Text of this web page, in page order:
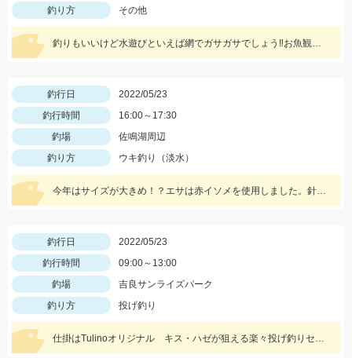
釣り方 その他
釣りもいいけど水遊びといえば網でガサガサでしょう‼お魚観察水槽が大活躍♪
釣行日
2022/05/23
釣行時間
16:00～17:30
釣場
佐鳴湖周辺
釣り方
ウキ釣り（淡水）
今年はサイズが大きめ！？エサは赤イソメを使用しました。針外しにはフォーセップがあると鋏まれずにすみますよ！
釣行日
2022/05/23
釣行時間
09:00～13:00
釣場
吉良サンライズパーク
釣り方
投げ釣り
仕掛はTulinoオリジナル キス・ハゼが狙える楽々投げ釣りセットがおススメです！